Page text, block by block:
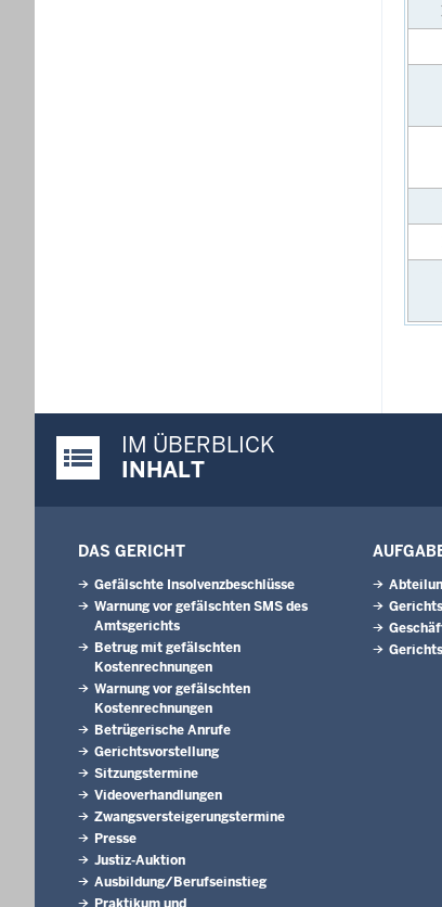
Justiz-Portal im Überblick:
IM ÜBERBLICK
INHALT
DAS GERICHT
Gefälschte Insolvenzbeschlüsse
Warnung vor gefälschten SMS des
Amtsgerichts
Betrug mit gefälschten
Kostenrechnungen
Warnung vor gefälschten
Kostenrechnungen
Betrügerische Anrufe
Gerichtsvorstellung
Sitzungstermine
Videoverhandlungen
Zwangsversteigerungs­termine
Presse
Justiz-Auktion
Ausbildung/Berufseinstieg